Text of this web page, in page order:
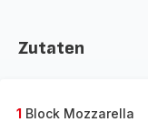
Zutaten
1 Block Mozzarella